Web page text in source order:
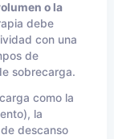
o la
debe
con una
de
sobrecarga.
como la
la
descanso